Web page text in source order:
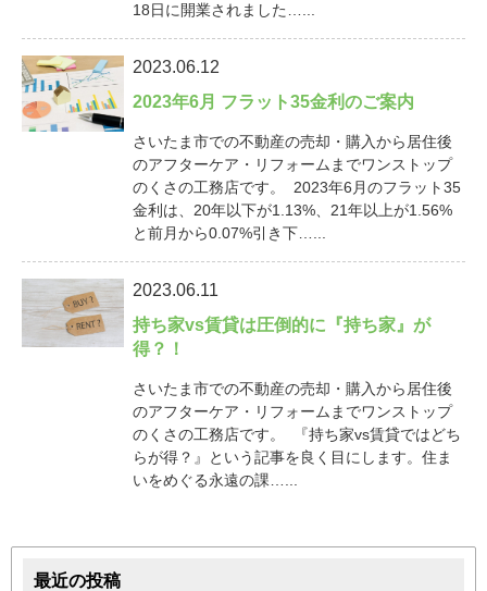
18日に開業されました…...
2023.06.12
2023年6月 フラット35金利のご案内
さいたま市での不動産の売却・購入から居住後
のアフターケア・リフォームまでワンストップ
のくさの工務店です。 2023年6月のフラット35
金利は、20年以下が1.13%、21年以上が1.56%
と前月から0.07%引き下…...
2023.06.11
持ち家vs賃貸は圧倒的に『持ち家』が
得？！
さいたま市での不動産の売却・購入から居住後
のアフターケア・リフォームまでワンストップ
のくさの工務店です。 『持ち家vs賃貸ではどち
らが得？』という記事を良く目にします。住ま
いをめぐる永遠の課…...
最近の投稿